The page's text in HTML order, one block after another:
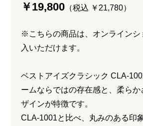
￥19,800 （税込 ￥21,780）
※こちらの商品は、オンラインシ
入いただけます。
ベストアイズクラシック CLA-
ームならではの存在感と、柔ら
ザインが特徴です。
CLA-1001と比べ、丸みのある印